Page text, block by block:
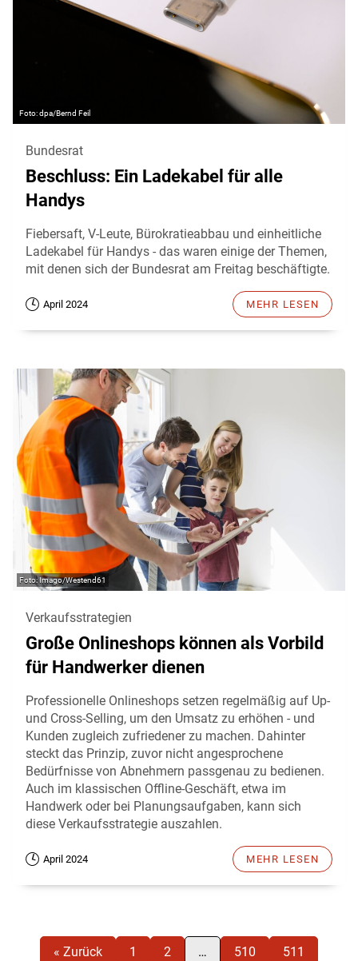
dpa/Bernd Feil
Bundesrat
Beschluss: Ein Ladekabel für alle
Handys
Fiebersaft, V-Leute, Bürokratieabbau und einheitliche
Ladekabel für Handys - das waren einige der Themen,
mit denen sich der Bundesrat am Freitag beschäftigte.
April 2024 MEHR LESEN
Imago/Westend61
Verkaufsstrategien
Große Onlineshops können als Vorbild
für Handwerker dienen
Professionelle Onlineshops setzen regelmäßig auf Up-
und Cross-Selling, um den Umsatz zu erhöhen - und
Kunden zugleich zufriedener zu machen. Dahinter
steckt das Prinzip, zuvor nicht angesprochene
Bedürfnisse von Abnehmern passgenau zu bedienen.
Auch im klassischen Offline-Geschäft, etwa im
Handwerk oder bei Planungsaufgaben, kann sich
diese Verkaufsstrategie auszahlen.
April 2024 MEHR LESEN
« Zurück 1 2 … 510 511